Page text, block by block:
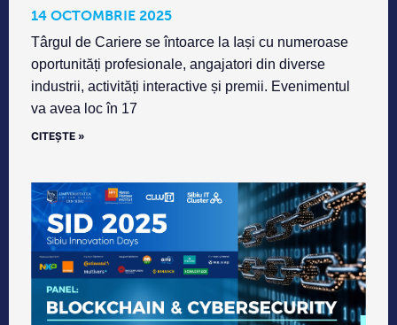
14 OCTOMBRIE 2025
Târgul de Cariere se întoarce la Iași cu numeroase
oportunități profesionale, angajatori din diverse
industrii, activități interactive și premii. Evenimentul
va avea loc în 17
CITEȘTE »